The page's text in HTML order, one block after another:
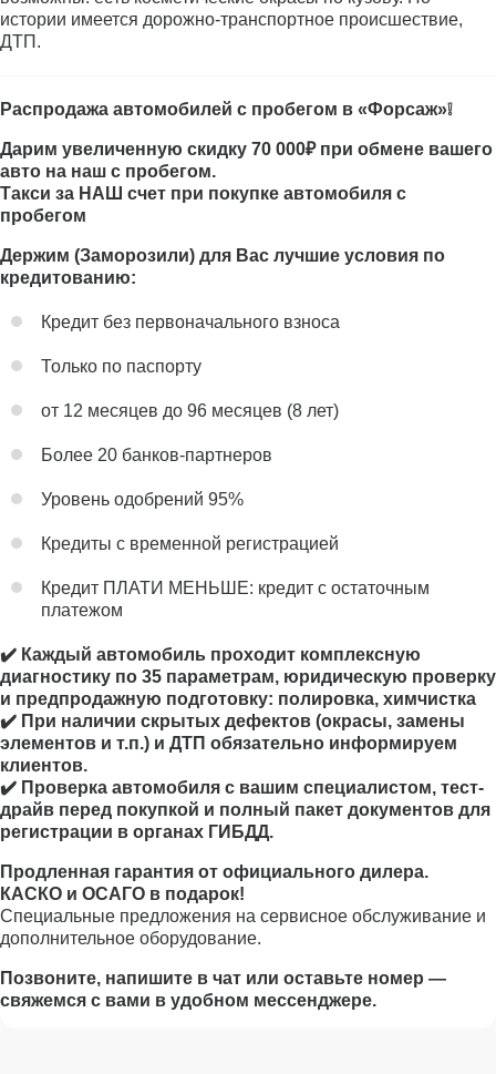
истории имеется дорожно-транспортное происшествие,
ДТП.
Распродажа автомобилей с пробегом в «Форсаж»❕
Дарим увеличенную скидку 70 000₽ при обмене вашего
авто на наш с пробегом.
Такси за НАШ счет при покупке автомобиля с
пробегом
Держим (Заморозили) для Вас лучшие условия по
кредитованию:
Кредит без первоначального взноса
Только по паспорту
от 12 месяцев до 96 месяцев (8 лет)
Более 20 банков-партнеров
Уровень одобрений 95%
Кредиты с временной регистрацией
Кредит ПЛАТИ МЕНЬШЕ: кредит с остаточным
платежом
✔️ Каждый автомобиль проходит комплексную
диагностику по 35 параметрам, юридическую проверку
и предпродажную подготовку: полировка, химчистка
✔️ При наличии скрытых дефектов (окрасы, замены
элементов и т.п.) и ДТП обязательно информируем
клиентов.
✔️ Проверка автомобиля с вашим специалистом, тест-
драйв перед покупкой и полный пакет документов для
регистрации в органах ГИБДД.
Продленная гарантия от официального дилера.
КАСКО и ОСАГО в подарок!
Специальные предложения на сервисное обслуживание и
дополнительное оборудование.
Позвоните, напишите в чат или оставьте номер —
свяжемся с вами в удобном мессенджере.